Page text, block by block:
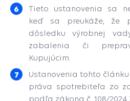
Tieto ustanovenia sa
keď sa preukáže, že
dôsledku výrobnej
zabalenia či
Kupujúcim.
Ustanovenia tohto
práva spotrebiteľa zo
podľa zákona č. 108/2024